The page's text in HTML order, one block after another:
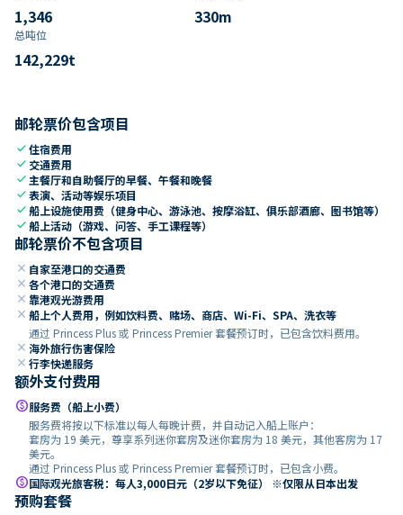
1,346 330m
总吨位
142,229t
邮轮票价包含项目
check住宿费用
check 交通费用
check 主餐厅和自助餐厅的早餐、午餐和晚餐
check表演、活动等娱乐项目
check船上设施使用费（健身中心、游泳池、按摩浴缸、俱乐部酒廊、图书馆等）
check船上活动（游戏、问答、手工课程等）
邮轮票价不包含项目
close 自家至港口的交通费
close 各个港口的交通费
close 靠港观光游费用
close 船上个人费用，例如饮料费、赌场、商店、Wi-Fi、SPA、洗衣等
通过 Princess Plus 或 Princess Premier 套餐预订时，已包含饮料费用。
close 海外旅行伤害保险
close 行李快递服务
额外支付费用
paid服务费（船上小费）
服务费将按以下标准以每人每晚计费，并自动记入船上账户：
套房为 19 美元，尊享系列迷你套房及迷你套房为 18 美元，其他客房为 17
美元。
通过 Princess Plus 或 Princess Premier 套餐预订时，已包含小费。
paid国际观光旅客税：每人3,000日元（2岁以下免征） ※仅限从日本出发
预购套餐